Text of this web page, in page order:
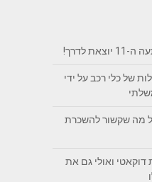
לדרך!
של כלי רכב על ידי
מה שקשור להשכרת
דוקאטי ואולי גם את